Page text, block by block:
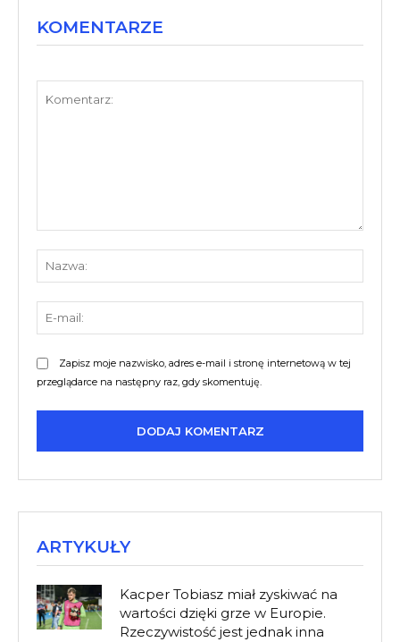
KOMENTARZE
Zapisz moje nazwisko, adres e-mail i stronę internetową w tej
przeglądarce na następny raz, gdy skomentuję.
ARTYKUŁY
Kacper Tobiasz miał zyskiwać na
wartości dzięki grze w Europie.
Rzeczywistość jest jednak inna